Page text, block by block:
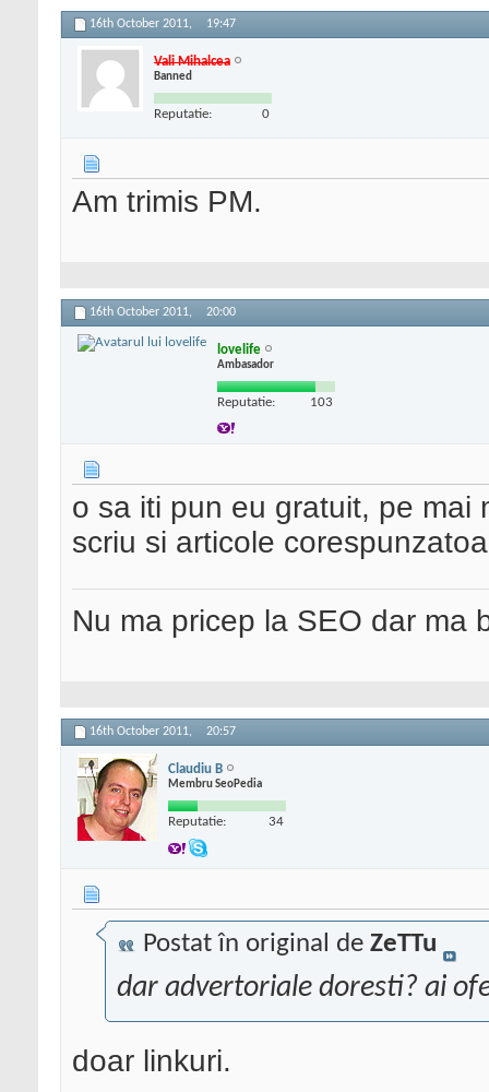
16th October 2011, 19:47
Vali Mihalcea
Banned
Reputatie: 0
Am trimis PM.
16th October 2011, 20:00
lovelife
Ambasador
Reputatie: 103
o sa iti pun eu gratuit, pe mai
scriu si articole
Nu ma pricep la SEO dar ma
16th October 2011, 20:57
Claudiu B
Membru SeoPedia
Reputatie: 34
Postat în original de ZeTTu
dar advertoriale doresti? ai
doar linkuri.